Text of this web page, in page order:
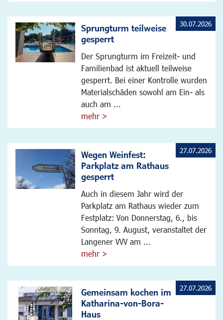
Sprungturm teilweise
gesperrt
Der Sprungturm im Freizeit- und
Familienbad ist aktuell teilweise
gesperrt. Bei einer Kontrolle wurden
Materialschäden sowohl am Ein- als
auch am ...
mehr >
30.07.2026
Wegen Weinfest:
Parkplatz am Rathaus
gesperrt
Auch in diesem Jahr wird der
Parkplatz am Rathaus wieder zum
Festplatz: Von Donnerstag, 6., bis
Sonntag, 9. August, veranstaltet der
Langener VVV am ...
mehr >
27.07.2026
Gemeinsam kochen im
Katharina-von-Bora-
Haus
27.07.2026